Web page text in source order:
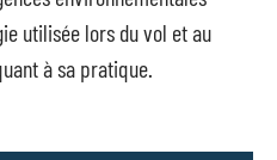
utilisée lors du vol et au
à sa pratique.